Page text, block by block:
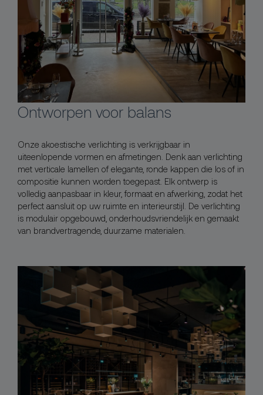
Ontworpen voor balans
Onze akoestische verlichting is verkrijgbaar in
uiteenlopende vormen en afmetingen. Denk aan verlichting
met verticale lamellen of elegante, ronde kappen die los of in
compositie kunnen worden toegepast. Elk ontwerp is
volledig aanpasbaar in kleur, formaat en afwerking, zodat het
perfect aansluit op uw ruimte en interieurstijl. De verlichting
is modulair opgebouwd, onderhoudsvriendelijk en gemaakt
van brandvertragende, duurzame materialen.